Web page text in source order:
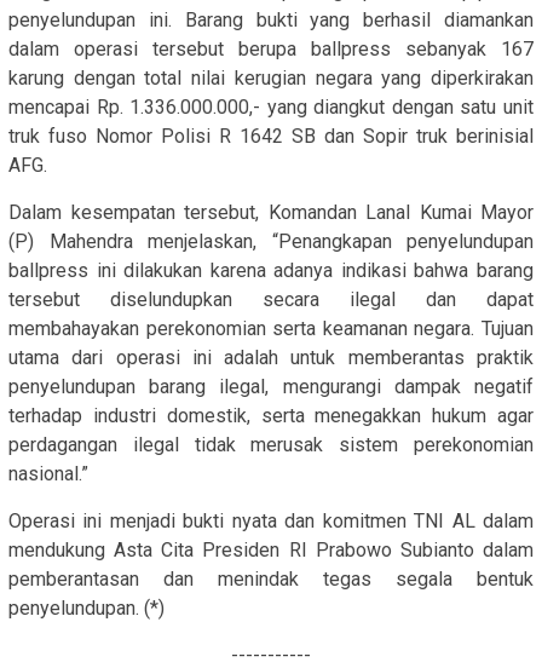
penyelundupan ini. Barang bukti yang berhasil diamankan
dalam operasi tersebut berupa ballpress sebanyak 167
karung dengan total nilai kerugian negara yang diperkirakan
mencapai Rp. 1.336.000.000,- yang diangkut dengan satu unit
truk fuso Nomor Polisi R 1642 SB dan Sopir truk berinisial
AFG.
Dalam kesempatan tersebut, Komandan Lanal Kumai Mayor
(P) Mahendra menjelaskan, “Penangkapan penyelundupan
ballpress ini dilakukan karena adanya indikasi bahwa barang
tersebut diselundupkan secara ilegal dan dapat
membahayakan perekonomian serta keamanan negara. Tujuan
utama dari operasi ini adalah untuk memberantas praktik
penyelundupan barang ilegal, mengurangi dampak negatif
terhadap industri domestik, serta menegakkan hukum agar
perdagangan ilegal tidak merusak sistem perekonomian
nasional.”
Operasi ini menjadi bukti nyata dan komitmen TNI AL dalam
mendukung Asta Cita Presiden RI Prabowo Subianto dalam
pemberantasan dan menindak tegas segala bentuk
penyelundupan. (*)
-----------